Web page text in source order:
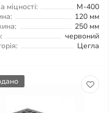
міцності:
М-400
120 мм
250 мм
червоний
Цегла